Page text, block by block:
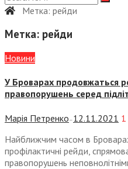
Метка: рейди
Метка: рейди
Новини
У Броварах продовжаться
правопорушень серед
Марія Петренко — 12.11.2021
Найближчим часом в
профілактичні рейди,
правопорушень